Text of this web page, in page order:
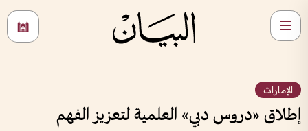
الإمارات
إطلاق «دروس دبي» العلمية لتعزيز الفهم